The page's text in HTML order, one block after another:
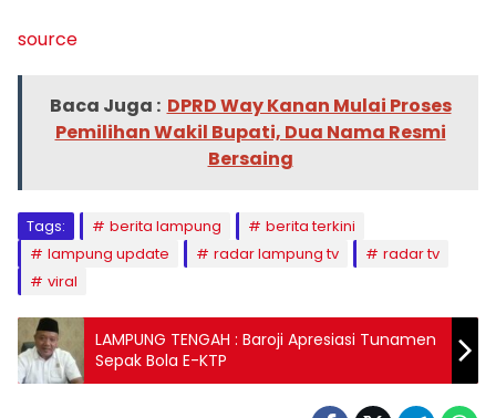
source
Baca Juga : DPRD Way Kanan Mulai Proses
Pemilihan Wakil Bupati, Dua Nama Resmi
Bersaing
Tags: berita lampung
berita terkini
lampung update
radar lampung tv
radar tv
viral
LAMPUNG TENGAH : Baroji Apresiasi Tunamen
Sepak Bola E-KTP